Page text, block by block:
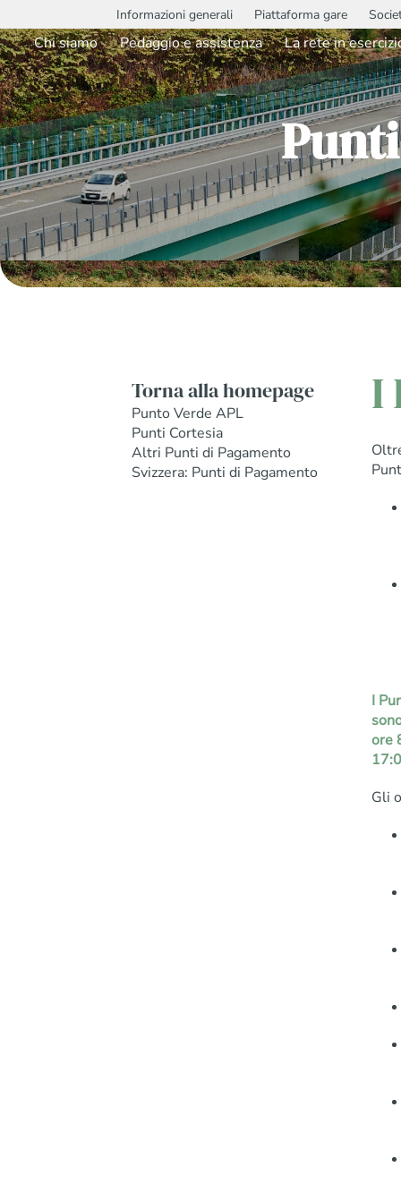
Informazioni generali Piattaforma gare
Chi siamo Pedaggio e assistenza La rete in
Torna alla homepage
Punto Verde APL
Punti Cortesia
Altri Punti di Pagamento
Svizzera: Punti di Pagamento
I
I
ore
Gli